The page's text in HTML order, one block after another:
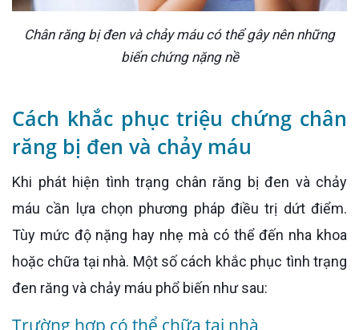
Chân răng bị đen và chảy máu có thể gây nên những
biến chứng nặng nề
Cách khắc phục triệu chứng chân
răng bị đen và chảy máu
Khi phát hiện tình trạng chân răng bị đen và chảy
máu cần lựa chọn phương pháp điều trị dứt điểm.
Tùy mức độ nặng hay nhẹ mà có thể đến nha khoa
hoặc chữa tại nhà. Một số cách khắc phục tình trạng
đen răng và chảy máu phổ biến như sau:
Trường hợp có thể chữa tại nhà